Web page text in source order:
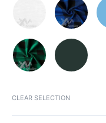
CLEAR SELECTION